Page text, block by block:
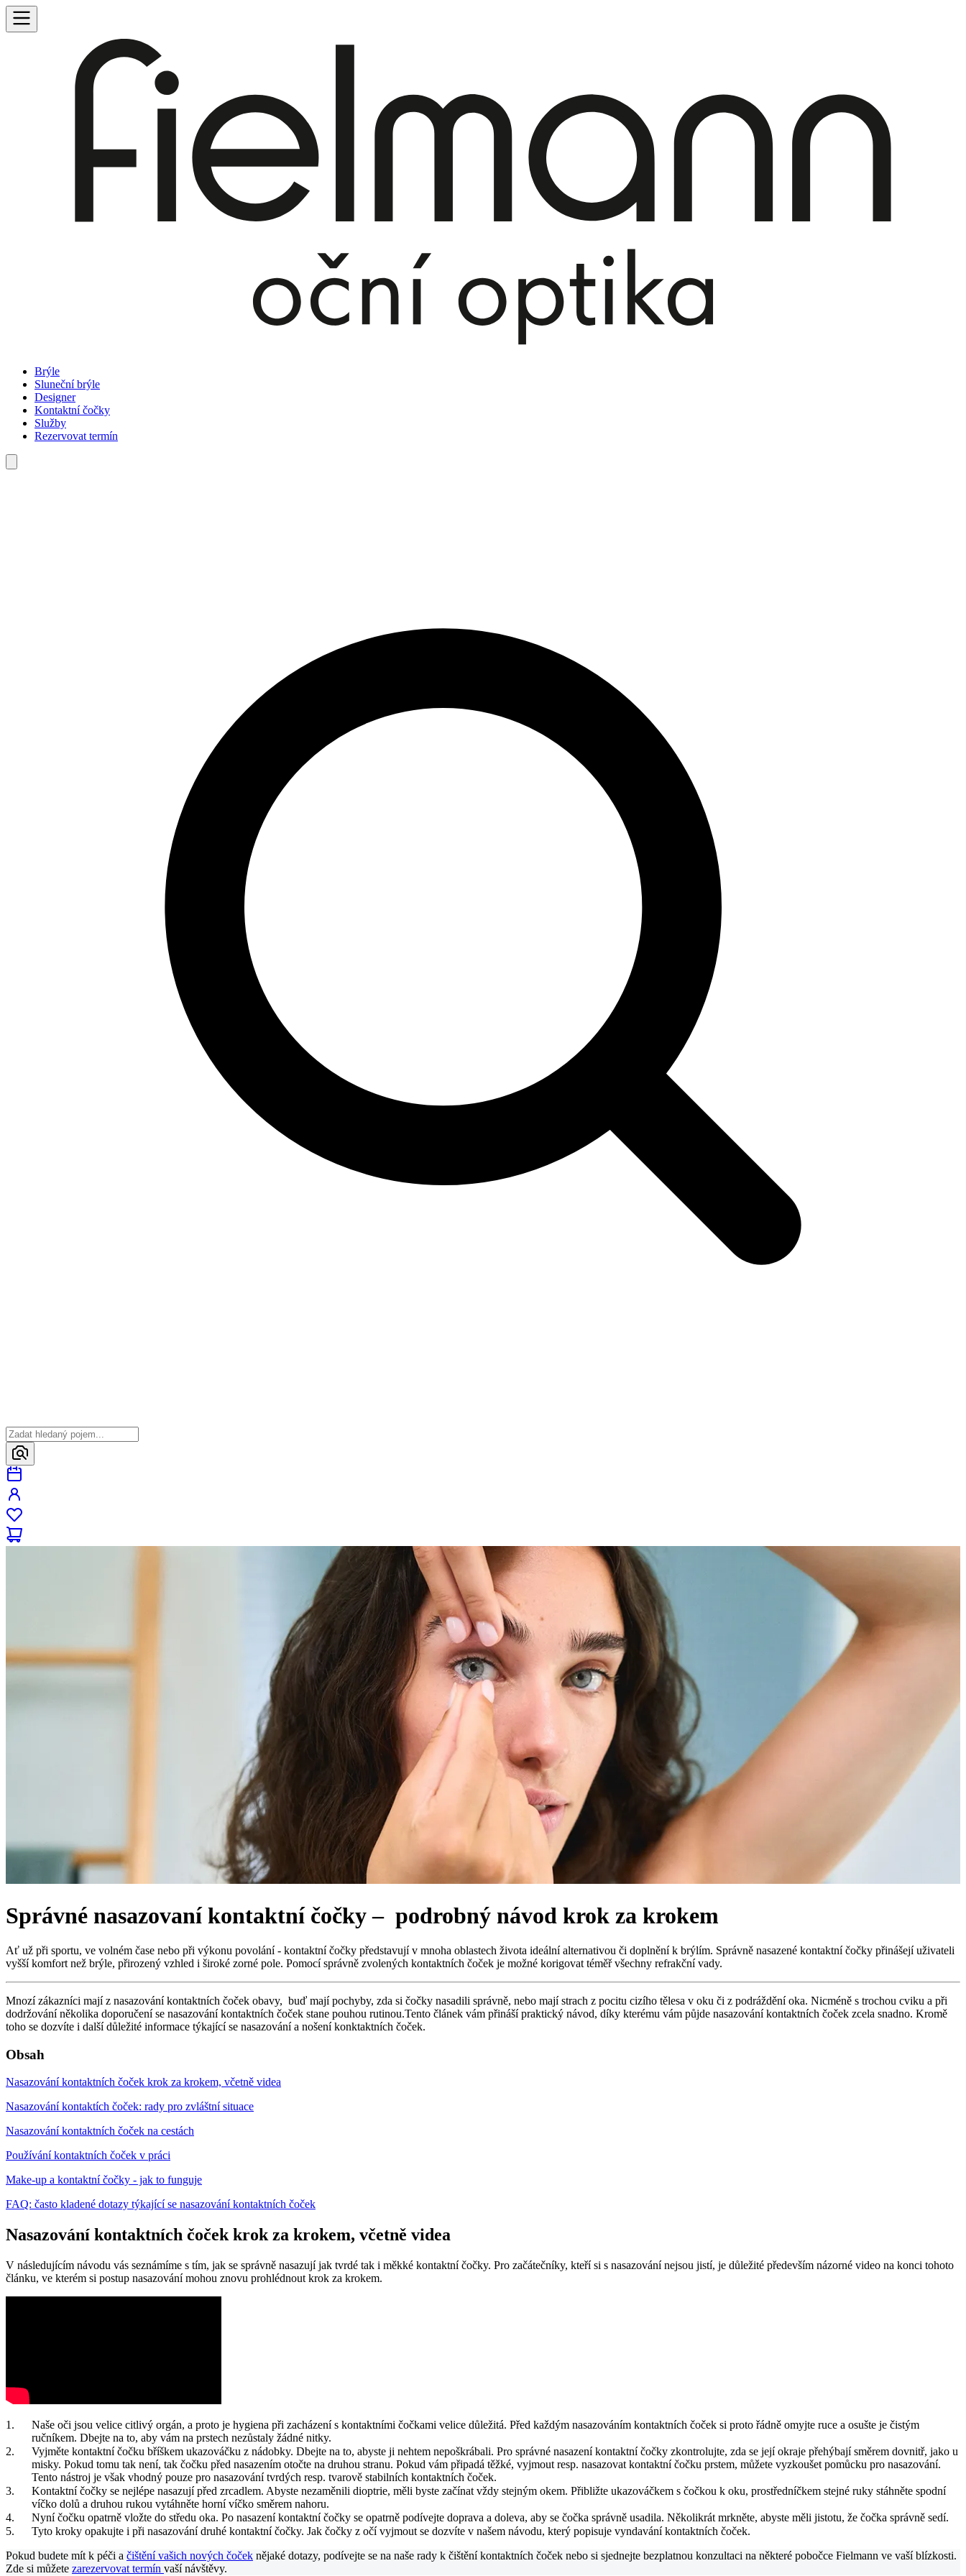
Brýle
Sluneční brýle
Designer
Kontaktní čočky
Služby
Rezervovat termín
Správné nasazovaní kontaktní čočky ‒ podrobný návod krok za krokem
Ať už při sportu, ve volném čase nebo při výkonu povolání - kontaktní čočky představují v mnoha oblastech života ideální alternativou či doplnění k brýlím. Správně nasazené kontaktní čočky přinášejí uživateli
vyšší komfort než brýle, přirozený vzhled i široké zorné pole. Pomocí správně zvolených kontaktních čoček je možné korigovat téměř všechny refrakční vady.
Mnozí zákazníci mají z nasazování kontaktních čoček obavy, buď mají pochyby, zda si čočky nasadili správně, nebo mají strach z pocitu cizího tělesa v oku či z podráždění oka. Nicméně s trochou cviku a při
dodržování několika doporučení se nasazování kontaktních čoček stane pouhou rutinou.Tento článek vám přináší praktický návod, díky kterému vám půjde nasazování kontaktních čoček zcela snadno. Kromě
toho se dozvíte i další důležité informace týkající se nasazování a nošení konktaktních čoček.
Obsah
Nasazování kontaktních čoček krok za krokem, včetně videa
Nasazování kontaktích čoček: rady pro zvláštní situace
Nasazování kontaktních čoček na cestách
Používání kontaktních čoček v práci
Make-up a kontaktní čočky - jak to funguje
FAQ: často kladené dotazy týkající se nasazování kontaktních čoček
Nasazování kontaktních čoček krok za krokem, včetně videa
V následujícím návodu vás seznámíme s tím, jak se správně nasazují jak tvrdé tak i měkké kontaktní čočky. Pro začátečníky, kteří si s nasazování nejsou jistí, je důležité především názorné video na konci tohoto
článku, ve kterém si postup nasazování mohou znovu prohlédnout krok za krokem.
Naše oči jsou velice citlivý orgán, a proto je hygiena při zacházení s kontaktními čočkami velice důležitá. Před každým nasazováním kontaktních čoček si proto řádně omyjte ruce a osušte je čistým
ručníkem. Dbejte na to, aby vám na prstech nezůstaly žádné nitky.
Vyjměte kontaktní čočku bříškem ukazováčku z nádobky. Dbejte na to, abyste ji nehtem nepoškrábali. Pro správné nasazení kontaktní čočky zkontrolujte, zda se její okraje přehýbají směrem dovnitř, jako u
misky. Pokud tomu tak není, tak čočku před nasazením otočte na druhou stranu. Pokud vám připadá těžké, vyjmout resp. nasazovat kontaktní čočku prstem, můžete vyzkoušet pomůcku pro nasazování.
Tento nástroj je však vhodný pouze pro nasazování tvrdých resp. tvarově stabilních kontaktních čoček.
Kontaktní čočky se nejlépe nasazují před zrcadlem. Abyste nezaměnili dioptrie, měli byste začínat vždy stejným okem. Přibližte ukazováčkem s čočkou k oku, prostředníčkem stejné ruky stáhněte spodní
víčko dolů a druhou rukou vytáhněte horní víčko směrem nahoru.
Nyní čočku opatrně vložte do středu oka. Po nasazení kontaktní čočky se opatrně podívejte doprava a doleva, aby se čočka správně usadila. Několikrát mrkněte, abyste měli jistotu, že čočka správně sedí.
Tyto kroky opakujte i při nasazování druhé kontaktní čočky. Jak čočky z očí vyjmout se dozvíte v našem návodu, který popisuje vyndavání kontaktních čoček.
Pokud budete mít k péči a čištění vašich nových čoček nějaké dotazy, podívejte se na naše rady k čištění kontaktních čoček nebo si sjednejte bezplatnou konzultaci na některé pobočce Fielmann ve vaší blízkosti.
Zde si můžete zarezervovat termín vaší návštěvy.